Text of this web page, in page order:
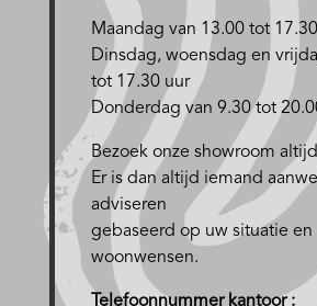
Maandag van 13.00 tot
Dinsdag, woensdag en
tot 17.30 uur
Donderdag van 9.30 tot
Bezoek onze showroom
Er is dan altijd iemand
adviseren
gebaseerd op uw situatie en
woonwensen.
Telefoonnummer kantoor :